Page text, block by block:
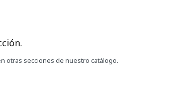
otras secciones de nuestro catálogo.